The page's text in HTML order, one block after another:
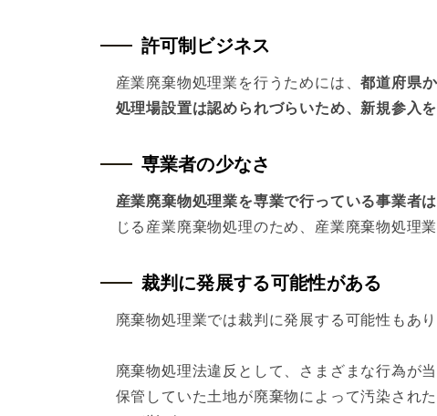
許可制ビジネス
産業廃棄物処理業を行うためには、都道府県
処理場設置は認められづらいため、新規参入
専業者の少なさ
産業廃棄物処理業を専業で行っている事業者
じる産業廃棄物処理のため、産業廃棄物処理
裁判に発展する可能性がある
廃棄物処理業では裁判に発展する可能性もあ
廃棄物処理法違反として、さまざまな行為が
保管していた土地が廃棄物によって汚染され